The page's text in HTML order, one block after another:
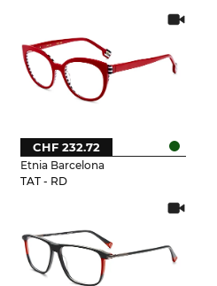
Etnia Barcelona
TAT - RD
CHF 232.72